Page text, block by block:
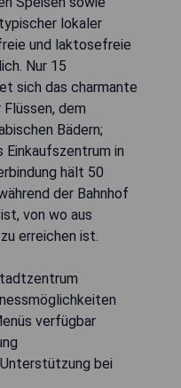
lokaler
und laktosefreie
Nur 15
sich das charmante
dem
Bädern;
Einkaufszentrum in
hält 50
der Bahnhof
von wo aus
erreichen ist.
verfügbar
bei